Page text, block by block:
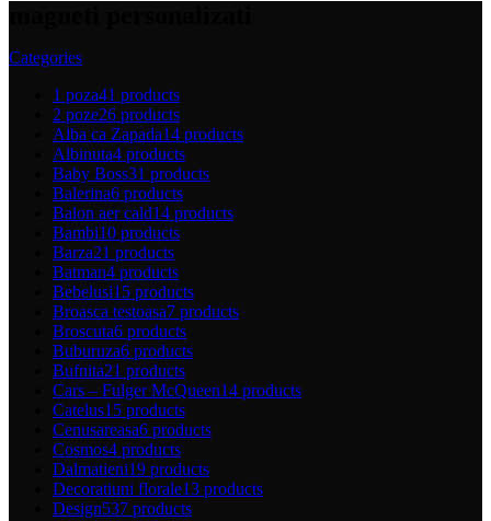
Categories
1 poza41 products
2 poze26 products
Alba ca Zapada14 products
Albinuta4 products
Baby Boss31 products
Balerina6 products
Balon aer cald14 products
Bambi10 products
Barza21 products
Batman4 products
Bebelusi15 products
Broasca testoasa7 products
Broscuta6 products
Buburuza6 products
Bufnita21 products
Cars – Fulger McQueen14 products
Catelus15 products
Cenusareasa6 products
Cosmos4 products
Dalmatieni19 products
Decoratiuni florale13 products
Design537 products